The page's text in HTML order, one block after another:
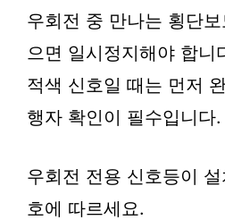
우회전 중 만나는 횡단
으면 일시정지해야 합니
적색 신호일 때는 먼저
행자 확인이 필수입니다.
우회전 전용 신호등이
호에 따르세요.